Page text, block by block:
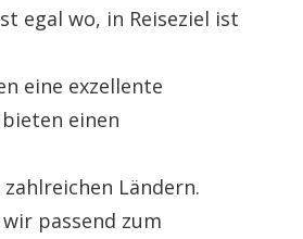
egal wo, in Reiseziel ist
eine exzellente
einen
Ländern.
passend zum